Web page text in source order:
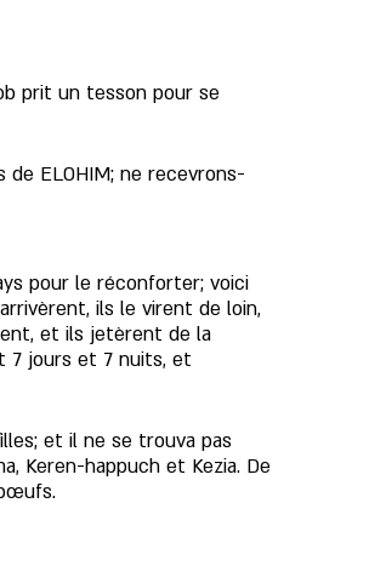
prit un tesson pour se
ELOHIM; ne recevrons-
pour le réconforter; voici
ils le virent de loin,
et ils jetèrent de la
7 jours et 7 nuits, et
et il ne se trouva pas
Keren-happuch et Kezia. De